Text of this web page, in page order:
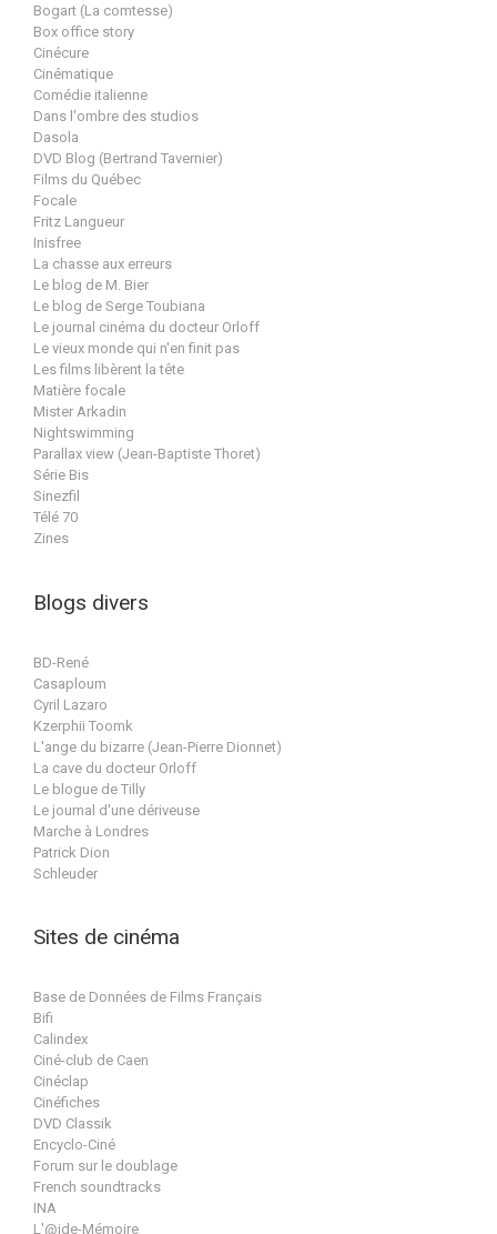
Bogart (La comtesse)
Box office story
Cinécure
Cinématique
Comédie italienne
Dans l'ombre des studios
Dasola
DVD Blog (Bertrand Tavernier)
Films du Québec
Focale
Fritz Langueur
Inisfree
La chasse aux erreurs
Le blog de M. Bier
Le blog de Serge Toubiana
Le journal cinéma du docteur Orloff
Le vieux monde qui n'en finit pas
Les films libèrent la tête
Matière focale
Mister Arkadin
Nightswimming
Parallax view (Jean-Baptiste Thoret)
Série Bis
Sinezfil
Télé 70
Zines
Blogs divers
BD-René
Casaploum
Cyril Lazaro
Kzerphii Toomk
L'ange du bizarre (Jean-Pierre Dionnet)
La cave du docteur Orloff
Le blogue de Tilly
Le journal d'une dériveuse
Marche à Londres
Patrick Dion
Schleuder
Sites de cinéma
Base de Données de Films Français
Bifi
Calindex
Ciné-club de Caen
Cinéclap
Cinéfiches
DVD Classik
Encyclo-Ciné
Forum sur le doublage
French soundtracks
INA
L'@ide-Mémoire